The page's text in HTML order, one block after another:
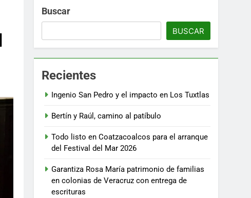
Buscar
BUSCAR
Recientes
Ingenio San Pedro y el impacto en Los Tuxtlas
Bertín y Raúl, camino al patíbulo
Todo listo en Coatzacoalcos para el arranque
del Festival del Mar 2026
Garantiza Rosa María patrimonio de familias
en colonias de Veracruz con entrega de
escrituras